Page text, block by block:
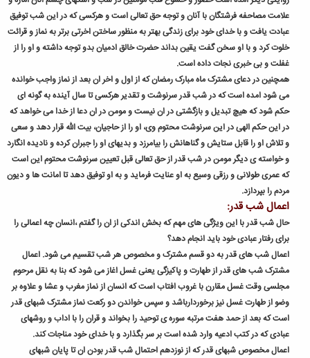
علامت مصاحفه فرشتگان با آنان و توجه حق تعالی است و هرکسی که در این شب توفیق
عبادت یافت و با خدای خود برای زندگی بهتر به منظور ساختن اخرتی برتر به نماز و قرائت
خلوت کرد و با او سخن گفت یقین بداند حضرت خالق ادمیان بدو توجه داشته و او را از
غفلت و بی خبری نجات داده است.
همچنین در دعای مشترک ماه مبارک رمضان که از اول و اخر ان بعد از نماز واجب خوانده
می شود امده است که در شب قدر سرنوشت و تقدیر هرکسی تا سال آینده به گونه ای
حکم شود که هیچ تبدیل و بازگشتی در ان نیست و مومن در ان دعا از خدا می خواهد که
در این حکم الهی در این سرنوشت محتوم وی، او را از حاجیان، بیت الله قرار دهد و سعی
و تلاش او را قابل ستایش و گناهانش را بیامرزد و بدیهای او را جبران کرده و نادیده انگارد
و خواسته ی دیگر مومن در شب قدر از حق تعالی قبل تعیین سرنوشت محتوم این است
که عمری طولانی و رزقی وسیع به او عنایت فرماید و به او توفیق دهد تا امانت ها و دیون
مردم را بپردازد.
اعمال شب قدر:
حال شب قدر با این ویژگی های مهم که بخش اندکی از ان را گفتم ،انسان چه اعمالی را
برای رفتار عبادی خود باید انجام دهد؟
اعمال شب های قدر به دو قسم مشترک و مخصوص هر شب تقسیم می شود. اعمال
مشترک شب های قدر از طهارت و پاکیزگی یعنی غسل اغاز می شود که بنا به نقل مرحوم
مجلسی وقت غسل مقارن با غروب افتاب است که انسان از نماز مغرب و عشا و علاوه بر
وضو از طهارت غسل نیز برخوردارباشد و سپس خواندن دو رکعت نماز مشترک شبهای قدر
است که بعد از حمد هفت مرتبه سوره ی توحید را بخواند و قران را با اداب و روشهای
عبادی که در کتب ادعیه وارد شده است بر سر بگذارد و با خدای خود مناجات کند.
اعمال مخصوص شبهای قدر که از نوزدهم احتمال شب قدر بودن ان تا پایان شبهای